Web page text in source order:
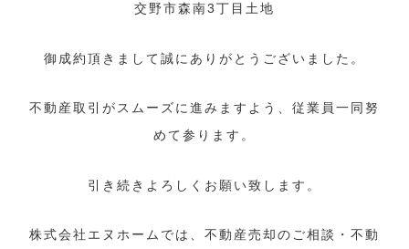
交野市森南3丁目土地
御成約頂きまして誠にありがとうございました。
不動産取引がスムーズに進みますよう、従業員一同努
めて参ります。
引き続きよろしくお願い致します。
株式会社エヌホームでは、不動産売却のご相談・不動